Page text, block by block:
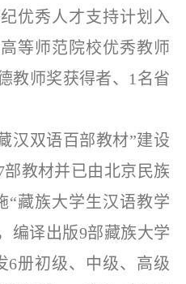
优秀人才支持计划入
等师范院校优秀教师
教师奖获得者、1名省
汉双语百部教材”建设
教材并已由北京民族
“藏族大学生汉语教学
编译出版9部藏族大学
6册初级、中级、高级